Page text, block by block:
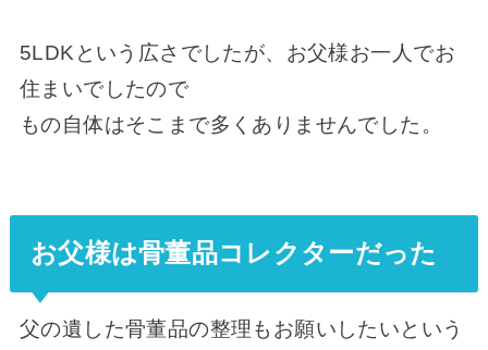
5LDKという広さでしたが、お父様お一人でお
住まいでしたので
もの自体はそこまで多くありませんでした。
お父様は骨董品コレクターだった
父の遺した骨董品の整理もお願いしたいという